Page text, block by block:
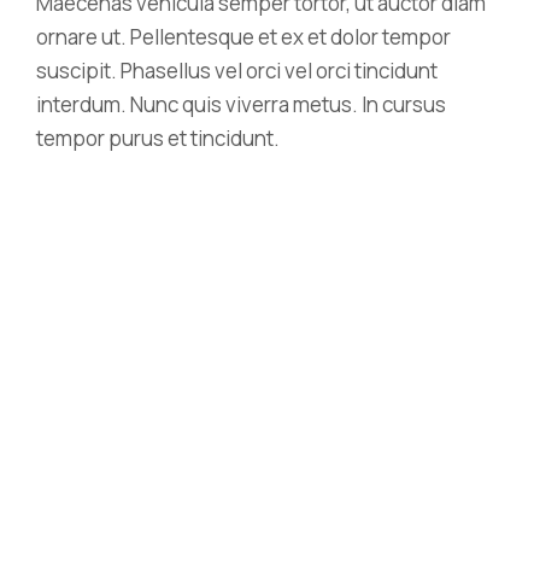
ornare ut. Pellentesque et ex et dolor tempor
suscipit. Phasellus vel orci vel orci tincidunt
interdum. Nunc quis viverra metus. In cursus
tempor purus et tincidunt.